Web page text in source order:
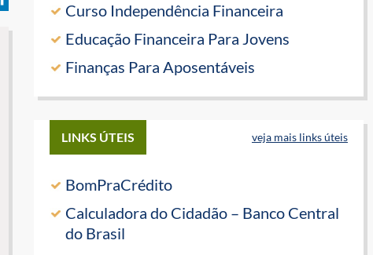
Curso Independência Financeira
Educação Financeira Para Jovens
Finanças Para Aposentáveis
LINKS ÚTEIS veja mais links úteis
BomPraCrédito
Calculadora do Cidadão – Banco Central
do Brasil